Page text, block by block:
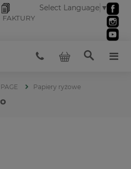
FAKTURY
Select Language ▼
Papiery ryżowe